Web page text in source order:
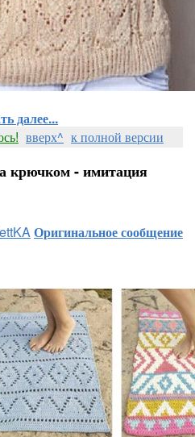
далее...
вверх^ к полной версии
крючком - имитация
Оригинальное сообщение